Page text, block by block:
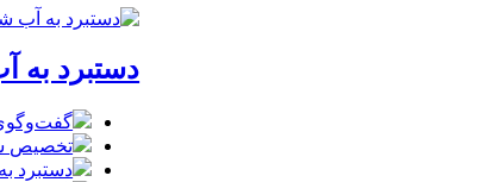
دستبرد به
گفت‌وگوی
تخصیص
دستبرد